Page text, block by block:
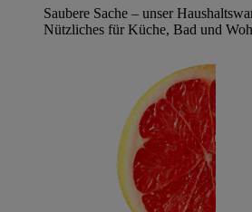
Saubere Sache – unser
Nützliches für Küche, Bad und